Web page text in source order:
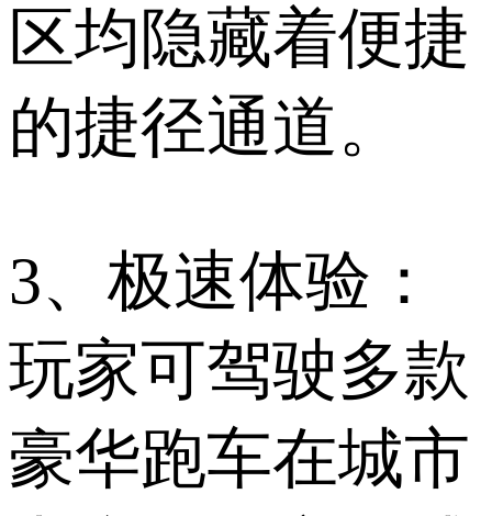
区均隐藏着便捷
的捷径通道。
3、极速体验：
玩家可驾驶多款
豪华跑车在城市